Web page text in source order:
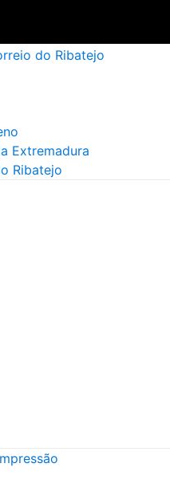
Extremadura
Ribatejo